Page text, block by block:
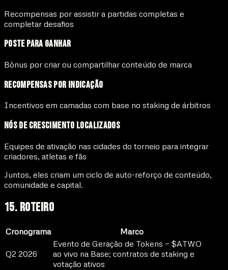
Recompensas por assistir a partidas completas e
completar desafios
Poste para Ganhar
Bônus por criar ou compartilhar conteúdo de marca
Recompensas por Indicação
Incentivos em camadas com base no staking de árbitros
Nós de Crescimento Localizados
Equipes de ativação nas cidades do torneio para integrar
criadores, atletas e fãs
Juntos, eles criam um ciclo de auto-reforço de conteúdo,
comunidade e capital.
15. Roteiro
Cronograma Marco
Q2 2026
Evento de Geração de Tokens — $ATWO
ao vivo na Base; contratos de staking e
votação ativos